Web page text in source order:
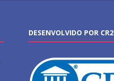
DESENVOLVIDO POR CR2